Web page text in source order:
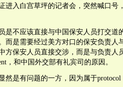
进入白宫草坪的记者会，突然喊口号
是不应该直接与中国保安人员打交道
而是需要经过美方对口的保安负责人
方保安人员直接交涉，而是与负责人
，和中国外交部有礼宾司的原因。
然是有问题的一方，因为属于protocol